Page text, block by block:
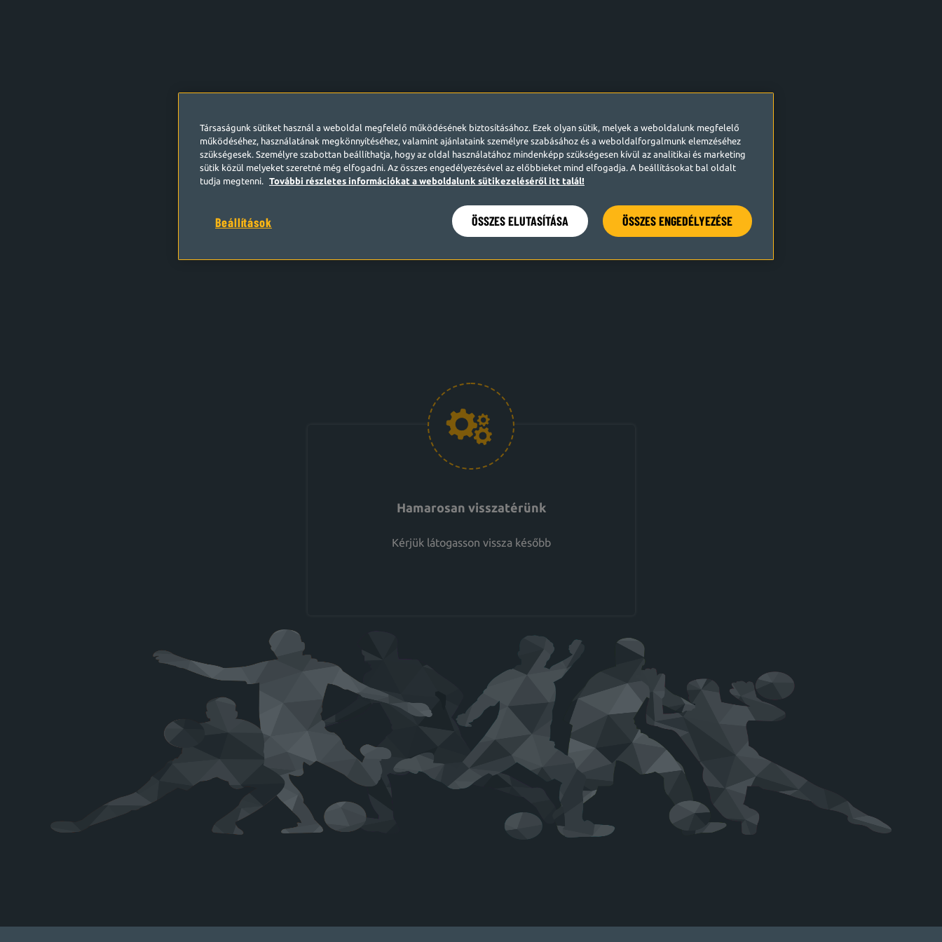
Hamarosan visszatérünk
Kérjük látogasson vissza később
Társaságunk sütiket használ a weboldal megfelelő működésének biztosításához. Ezek olyan sütik, melyek a weboldalunk megfelelő
működéséhez, használatának megkönnyítéséhez, valamint ajánlataink személyre szabásához és a weboldalforgalmunk elemzéséhez
szükségesek. Személyre szabottan beállíthatja, hogy az oldal használatához mindenképp szükségesen kívül az analitikai és marketing
sütik közül melyeket szeretné még elfogadni. Az összes engedélyezésével az előbbieket mind elfogadja. A beállításokat bal oldalt
tudja megtenni.
További részletes információkat a weboldalunk sütikezeléséről itt talál!
Beállítások ÖSSZES ELUTASÍTÁSA ÖSSZES ENGEDÉLYEZÉSE